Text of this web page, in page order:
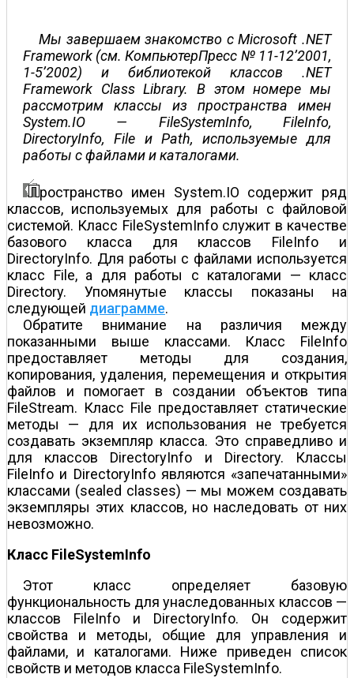
Мы завершаем знакомство с Microsoft .NET
Framework (см. КомпьютерПресс № 11-12’2001,
1-5’2002) и библиотекой классов .NET
Framework Class Library. В этом номере мы
рассмотрим классы из пространства имен
System.IO — FileSystemInfo, FileInfo,
DirectoryInfo, File и Path, используемые для
работы с файлами и каталогами.
ространство имен System.IO содержит ряд
классов, используемых для работы с файловой
системой. Класс FileSystemInfo служит в качестве
базового класса для классов FileInfo и
DirectoryInfo. Для работы с файлами используется
класс File, а для работы с каталогами — класс
Directory. Упомянутые классы показаны на
следующей диаграмме.
Обратите внимание на различия между
показанными выше классами. Класс FileInfo
предоставляет методы для создания,
копирования, удаления, перемещения и открытия
файлов и помогает в создании объектов типа
FileStream. Класс File предоставляет статические
методы — для их использования не требуется
создавать экземпляр класса. Это справедливо и
для классов DirectoryInfo и Directory. Классы
FileInfo и DirectoryInfo являются «запечатанными»
классами (sealed classes) — мы можем создавать
экземпляры этих классов, но наследовать от них
невозможно.
Класс FileSystemInfo
Этот класс определяет базовую
функциональность для унаследованных классов —
классов FileInfo и DirectoryInfo. Он содержит
свойства и методы, общие для управления и
файлами, и каталогами. Ниже приведен список
свойств и методов класса FileSystemInfo.